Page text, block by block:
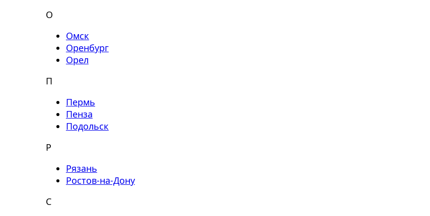
О
Омск
Оренбург
Орел
П
Пермь
Пенза
Подольск
Р
Рязань
Ростов-на-Дону
С